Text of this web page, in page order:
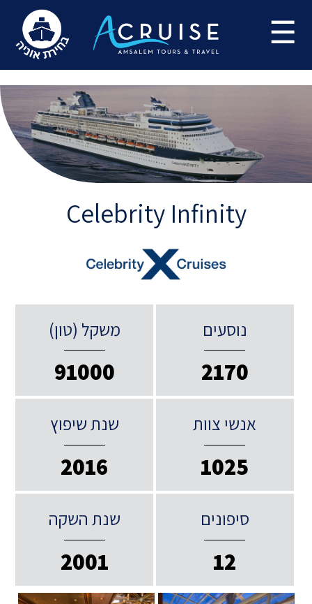
Update cookies preferences
☰
Celebrity Infinity
נוסעים
2170
משקל (טון)
91000
אנשי צוות
1025
שנת שיפוץ
2016
סיפונים
12
שנת השקה
2001